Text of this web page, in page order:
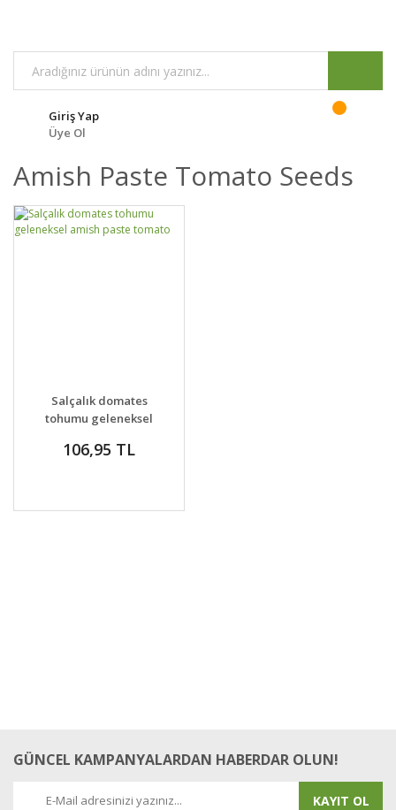
Giriş Yap
Üye Ol
Amish Paste Tomato Seeds
DETAYLAR
VER
Salçalık domates
tohumu geleneksel
106,95 TL
GÜNCEL KAMPANYALARDAN HABERDAR OLUN!
KAYIT OL